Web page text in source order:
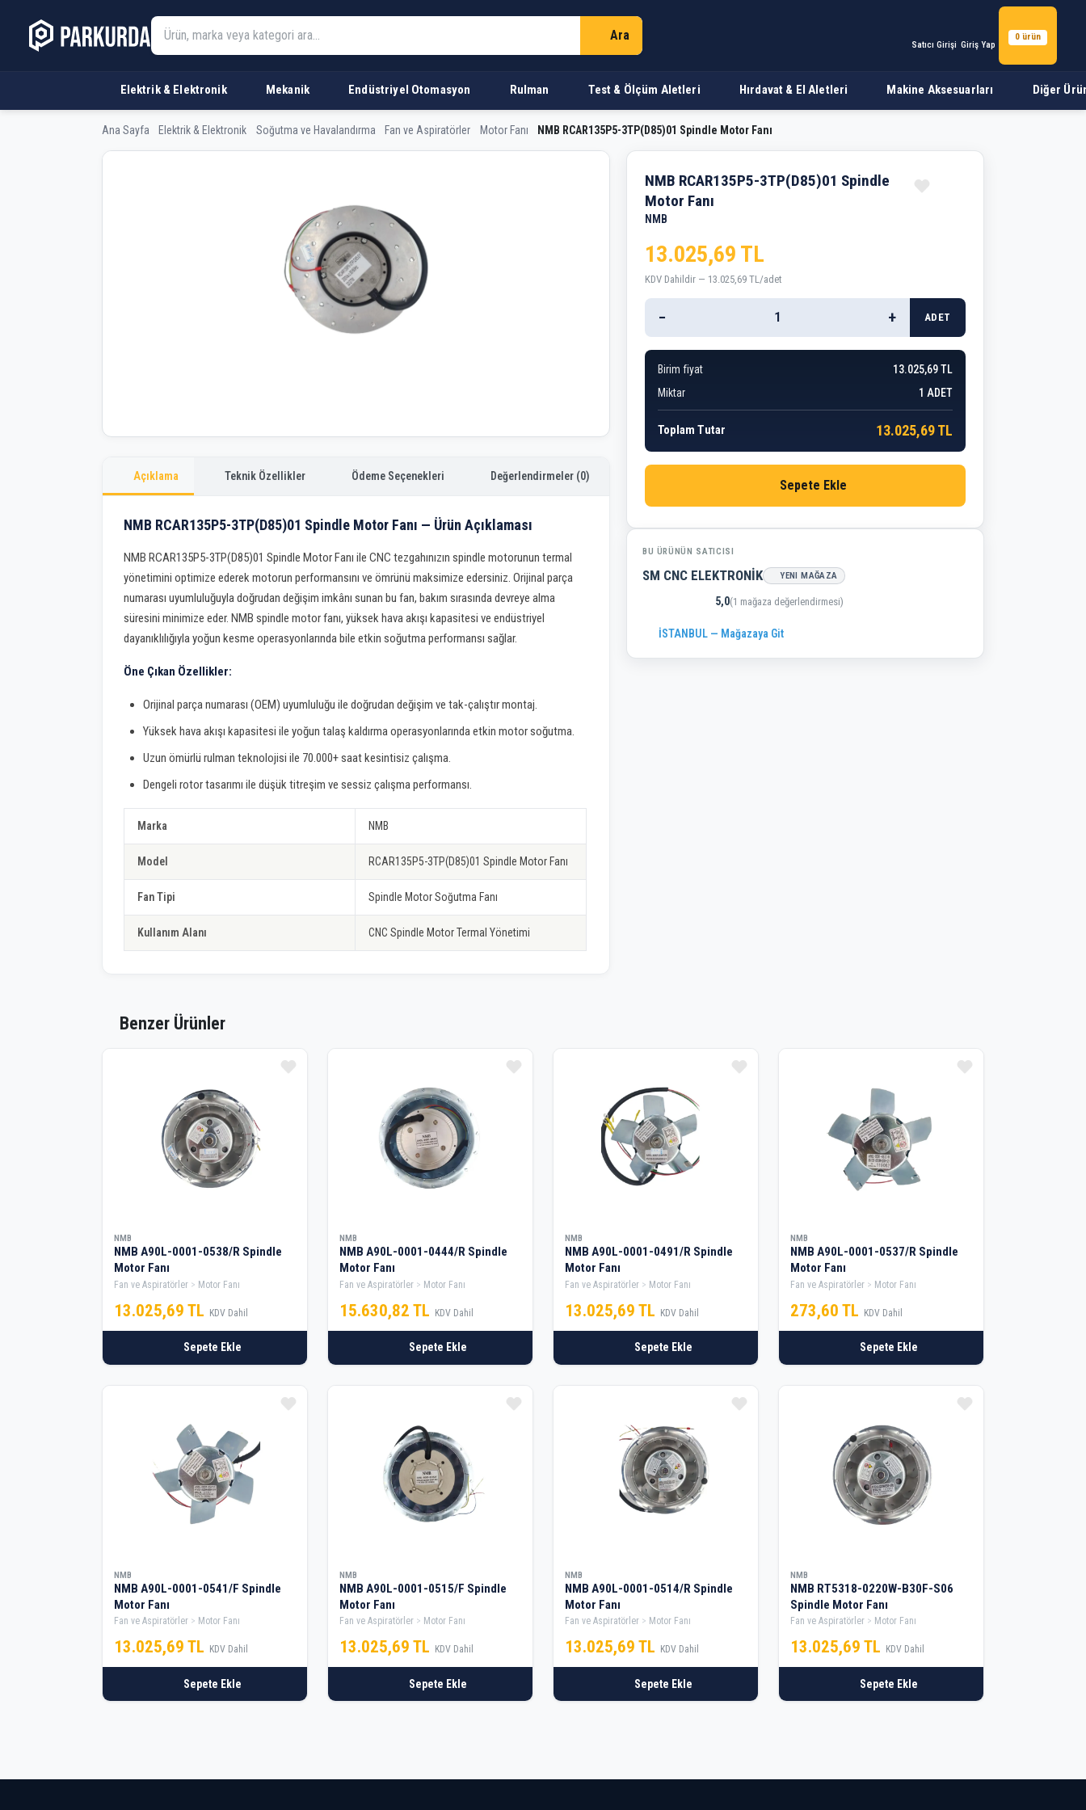
Ara
Satıcı Girişi Giriş Yap
0 ürün
Elektrik & Elektronik Mekanik Endüstriyel Otomasyon Rulman Test & Ölçüm Aletleri Hırdavat & El Aletleri Makine Aksesuarları Diğer
Ana Sayfa Elektrik & Elektronik Soğutma ve Havalandırma Fan ve Aspiratörler Motor Fanı NMB RCAR135P5-3TP(D85)01 Spindle Motor Fanı
NMB RCAR135P5-3TP(D85)01 Spindle Motor Fanı
Açıklama Teknik Özellikler Ödeme Seçenekleri Değerlendirmeler (0)
NMB RCAR135P5-3TP(D85)01 Spindle Motor Fanı — Ürün Açıklaması
NMB RCAR135P5-3TP(D85)01 Spindle Motor Fanı ile CNC tezgahınızın spindle motorunun termal
yönetimini optimize ederek motorun performansını ve ömrünü maksimize edersiniz. Orijinal parça
numarası uyumluluğuyla doğrudan değişim imkânı sunan bu fan, bakım sırasında devreye alma
süresini minimize eder. NMB spindle motor fanı, yüksek hava akışı kapasitesi ve endüstriyel
dayanıklılığıyla yoğun kesme operasyonlarında bile etkin soğutma performansı sağlar.
Öne Çıkan Özellikler:
Orijinal parça numarası (OEM) uyumluluğu ile doğrudan değişim ve tak-çalıştır montaj.
Yüksek hava akışı kapasitesi ile yoğun talaş kaldırma operasyonlarında etkin motor soğutma.
Uzun ömürlü rulman teknolojisi ile 70.000+ saat kesintisiz çalışma.
Dengeli rotor tasarımı ile düşük titreşim ve sessiz çalışma performansı.
Marka NMB
Model RCAR135P5-3TP(D85)01 Spindle Motor Fanı
Fan Tipi Spindle Motor Soğutma Fanı
Kullanım Alanı CNC Spindle Motor Termal Yönetimi
NMB RCAR135P5-3TP(D85)01 Spindle
Motor Fanı
NMB
13.025,69 TL
KDV Dahildir — 13.025,69 TL/adet
− + ADET
Birim fiyat
13.025,69 TL
Miktar
1 ADET
Toplam Tutar 13.025,69 TL
Sepete Ekle
BU ÜRÜNÜN SATICISI
SM CNC ELEKTRONİK YENI MAĞAZA
5,0(1 mağaza değerlendirmesi)
İSTANBUL — Mağazaya Git
Benzer Ürünler
NMB
NMB A90L-0001-0538/R Spindle
Motor Fanı
Fan ve Aspiratörler Motor Fanı
13.025,69 TL KDV Dahil
Sepete Ekle
NMB
NMB A90L-0001-0444/R Spindle
Motor Fanı
Fan ve Aspiratörler Motor Fanı
15.630,82 TL KDV Dahil
Sepete Ekle
NMB
NMB A90L-0001-0491/R Spindle
Motor Fanı
Fan ve Aspiratörler Motor Fanı
13.025,69 TL KDV Dahil
Sepete Ekle
NMB
NMB A90L-0001-0537/R Spindle
Motor Fanı
Fan ve Aspiratörler Motor Fanı
273,60 TL KDV Dahil
Sepete Ekle
NMB
NMB A90L-0001-0541/F Spindle
Motor Fanı
Fan ve Aspiratörler Motor Fanı
13.025,69 TL KDV Dahil
Sepete Ekle
NMB
NMB A90L-0001-0515/F Spindle
Motor Fanı
Fan ve Aspiratörler Motor Fanı
13.025,69 TL KDV Dahil
Sepete Ekle
NMB
NMB A90L-0001-0514/R Spindle
Motor Fanı
Fan ve Aspiratörler Motor Fanı
13.025,69 TL KDV Dahil
Sepete Ekle
NMB
NMB RT5318-0220W-B30F-S06
Spindle Motor Fanı
Fan ve Aspiratörler Motor Fanı
13.025,69 TL KDV Dahil
Sepete Ekle